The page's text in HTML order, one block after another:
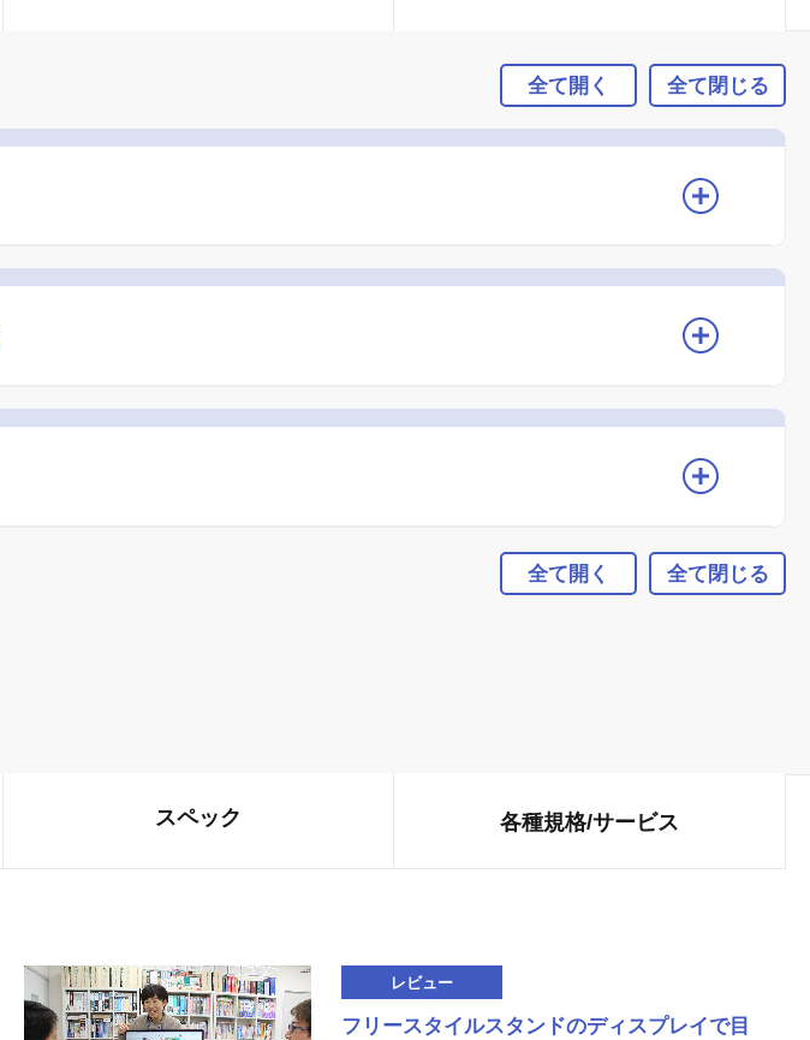
全て開く 全て閉じる
全て開く 全て閉じる
スペック 各種規格/サービス
レビュー
フリースタイルスタンドのディスプレイで目